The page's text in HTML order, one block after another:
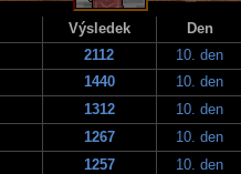
Výsledek
Den
2112
10. den
1440
10. den
1312
10. den
1267
10. den
1257
10. den